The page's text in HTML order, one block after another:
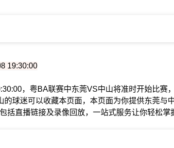
19:30:00
，粤BA联赛中东莞VS中山将准时开始比赛
的球迷可以收藏本页面，本页面为你提供东莞与
括直播链接及录像回放，一站式服务让你轻松掌